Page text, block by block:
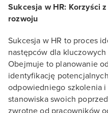
Sukcesja w HR: Korzyści
rozwoju
Sukcesja w HR to proces
następców dla
Obejmuje to planowanie
identyfikację
odpowiedniego szkolenia
stanowiska swoich
zwrotne od pracowników